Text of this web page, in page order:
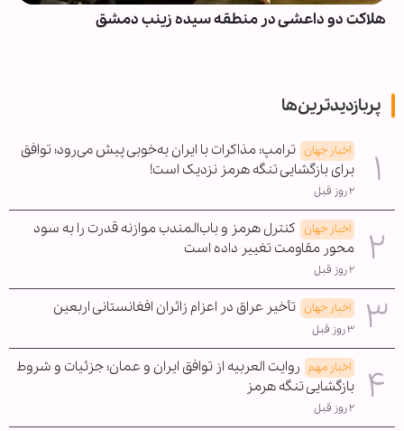
هلاکت دو داعشی در منطقه سیده زینب دمشق
پربازدیدترین‌ها
اخبار جهان ترامپ: مذاکرات با ایران به‌خوبی پیش می‌رود؛ توافق
برای بازگشایی تنگه هرمز نزدیک است!
۲ روز قبل
اخبار جهان کنترل هرمز و باب‌المندب موازنه قدرت را به سود
محور مقاومت تغییر داده است
۲ روز قبل
اخبار جهان تأخیر عراق در اعزام زائران افغانستانی اربعین
۳ روز قبل
اخبار مهم روایت العربیه از توافق ایران و عمان؛ جزئیات و شروط
بازگشایی تنگه هرمز
۲ روز قبل